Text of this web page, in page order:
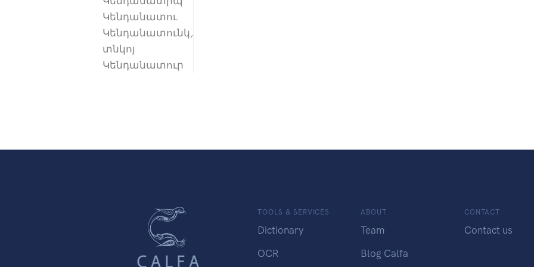
Կենդանատու
Կենդանատունկ,
տնկոյ
Կենդանատուր
TOOLS & SERVICES
Dictionary
OCR
ABOUT
Team
Blog Calfa
CONTACT
Contact us